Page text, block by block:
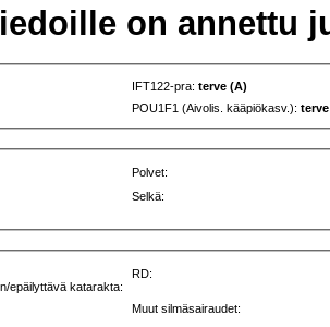
on annettu
IFT122-pra:terve (A)
POU1F1 (Aivolis. kääpiökasv.):
Polvet:
Selkä:
epäilyttävä katarakta:
RD:
Muut silmäsairaudet: